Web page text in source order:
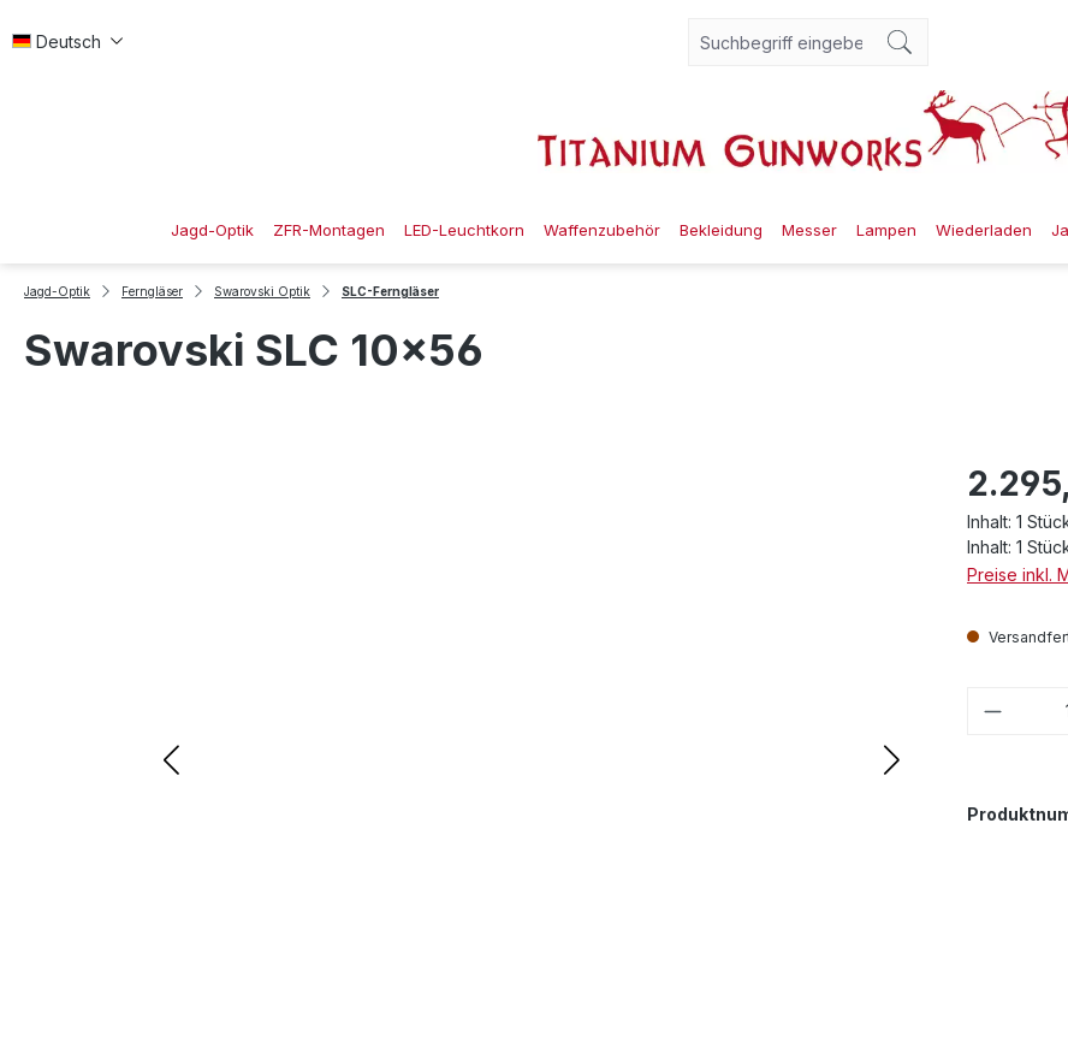
Deutsch
Jagd-Optik ZFR-Montagen LED-Leuchtkorn Waffenzubehör Bekleidung Messer Lampen Wiederladen
Jagd-Optik Ferngläser Swarovski Optik SLC-Ferngläser
Swarovski SLC 10x56
Inhalt: 1
Inhalt: 1
Preise inkl.